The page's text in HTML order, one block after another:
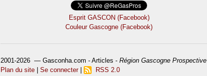
Esprit GASCON (Facebook)
Couleur Gascogne (Facebook)
2001-2026 — Gasconha.com - Articles - Région Gascogne Prospective
Plan du site
Se connecter| RSS 2.0